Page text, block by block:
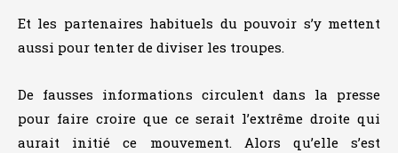
Et les partenaires habituels du pouvoir s’y mettent
aussi pour tenter de diviser les troupes.
De fausses informations circulent dans la presse
pour faire croire que ce serait l’extrême droite qui
aurait initié ce mouvement. Alors qu’elle s’est